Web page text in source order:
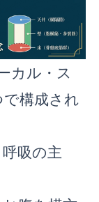
カル・ス
構成され
吸の主